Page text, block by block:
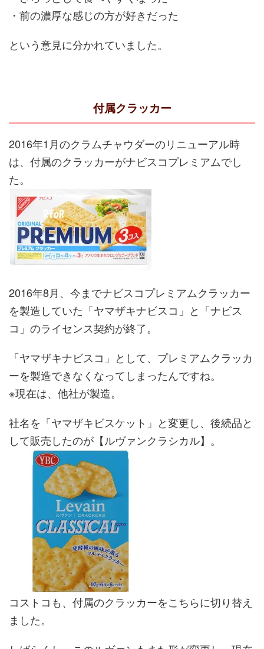
・前の濃厚な感じの方が好きだった
という意見に分かれていました。
付属クラッカー
2016年1月のクラムチャウダーのリニューアル時
は、付属のクラッカーがナビスコプレミアムでし
た。
2016年8月、今までナビスコプレミアムクラッカー
を製造していた「ヤマザキナビスコ」と「ナビス
コ」のライセンス契約が終了。
「ヤマザキナビスコ」として、プレミアムクラッカ
ーを製造できなくなってしまったんですね。
※現在は、他社が製造。
社名を「ヤマザキビスケット」と変更し、後続品と
して販売したのが【ルヴァンクラシカル】。
コストコも、付属のクラッカーをこちらに切り替え
ました。